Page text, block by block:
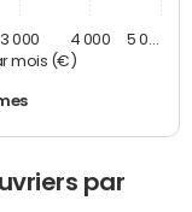
mois (€)
3 000 4 000 5 0…
par